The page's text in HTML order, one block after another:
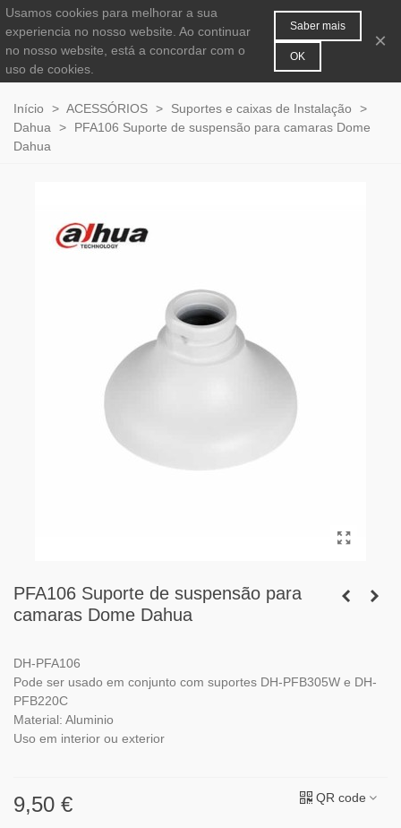
0
Início > ACESSÓRIOS > Suportes e caixas de Instalação
>
Dahua
>
PFA106 Suporte de suspensão para camaras Dome
Dahua
PFA106 Suporte de suspensão para
camaras Dome Dahua
DH-PFA106
Pode ser usado em conjunto com suportes DH-PFB305W e DH-
PFB220C
Material: Aluminio
Uso em interior ou exterior
9,50 € QR code
Usamos cookies para melhorar a sua
experiencia no nosso website. Ao continuar
no nosso website, está a concordar com o
uso de cookies.
Saber mais
OK
×